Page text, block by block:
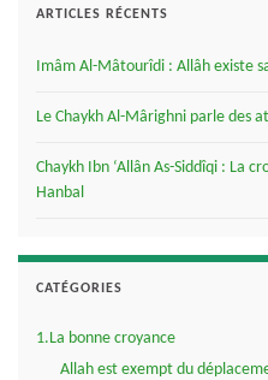
ARTICLES RÉCENTS
Imâm Al-Mâtourîdi : Allâh existe
Le Chaykh Al-Mârighni parle des
Chaykh Ibn ‘Allân As-Siddîqi : La
Hanbal
CATÉGORIES
1.La bonne croyance
Allah est exempt du